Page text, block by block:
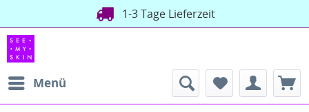
1-3 Tage Lieferzeit
Menü